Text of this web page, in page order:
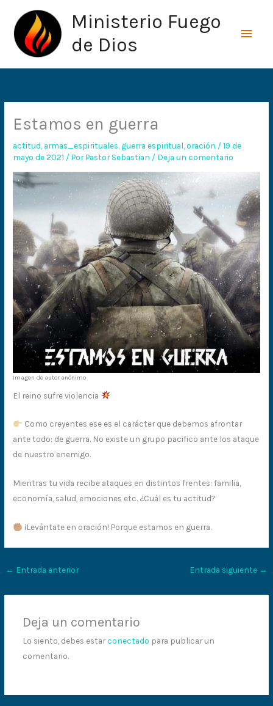
contenido
Ministerio Fuego
de Dios
Estamos en guerra
actitud armas_espirituales guerra espiritual ,oración /19 de
mayo de 2021 / PorPastor Sebastian / Deja un comentario
Imagen de autor anónimo
El reino sufre violencia
Como creyentes ese es el carácter que debemos afrontar
ante todo: de guerra. No existe un grupo pacifico ante los ataque
de nuestro enemigo.
Mientras tu vida recibe ataques en distintos frentes: familia,
economía, salud, emociones etc. ¿Cuál es tu actitud?
¡Levántate en oración! Porque estamos en guerra.
← Entrada anterior Entrada siguiente →
Deja un comentario
Lo siento, debes estarconectado para publicar un
comentario.